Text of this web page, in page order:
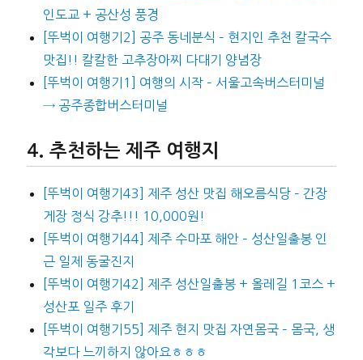
인도교 + 공산성 풍경
[뚜벅이 여행기2] 공주 동네분식 – 현지인 추천 칼국수
맛집!! 칼칼한 고추장아찌 다대기 양념장
[뚜벅이 여행기1] 여행의 시작 – 서울고속버스터미널
→ 공주종합버스터미널
추천하는 제주 여행지
[뚜벅이 여행기43] 제주 성산 맛집 해오름식당 – 간장
게장 정식 강추!!! 10,000원!
[뚜벅이 여행기44] 제주 수마포 해안 – 성산일출봉 인
근 일제 동굴진지
[뚜벅이 여행기42] 제주 성산일출봉 + 올레길 1코스 +
성산포 일주 후기
[뚜벅이 여행기55] 제주 현지 맛집 자연몸국 – 몸국, 생
각보다 느끼하지 않아요ㅎㅎㅎ